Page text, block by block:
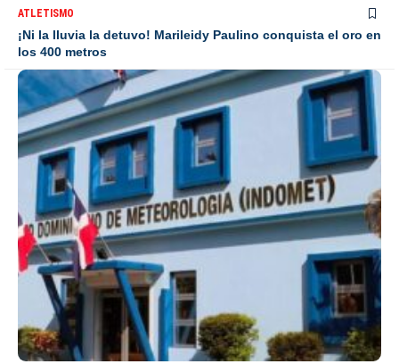
ATLETISMO
¡Ni la lluvia la detuvo! Marileidy Paulino conquista el oro en
los 400 metros